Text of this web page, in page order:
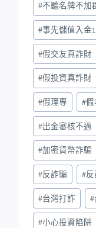
#不聽名牌不加
#事先儲值入金
#假交友真詐財
#假投資真詐財
#假理專 #假
#出金審核不過
#加密貨幣詐騙
#反詐騙 #
#台灣打詐 #
#小心投資陷阱